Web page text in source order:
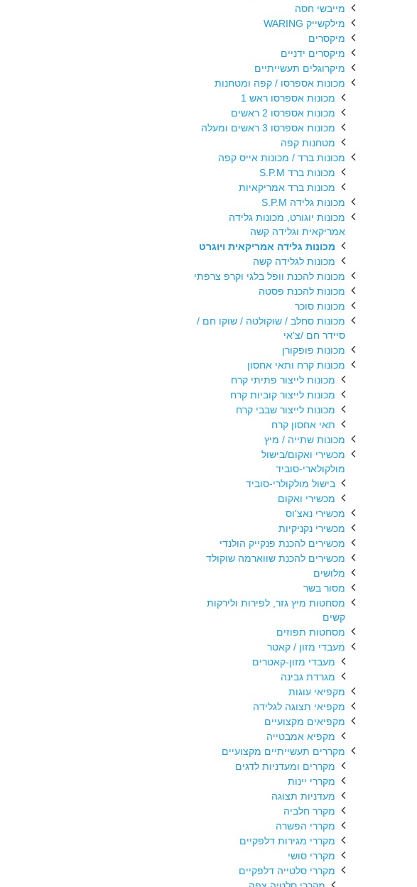
מייבשי חסה
מילקשייק WARING
מיקסרים
מיקסרים ידניים
מיקרוגלים תעשייתיים
מכונות אספרסו / קפה ומטחנות
מכונות אספרסו ראש 1
מכונות אספרסו 2 ראשים
מכונות אספרסו 3 ראשים ומעלה
מטחנות קפה
מכונות ברד / מכונות אייס קפה
מכונות ברד S.P.M
מכונות ברד אמריקאיות
מכונות גלידה S.P.M
מכונות יוגורט, מכונות גלידה
אמריקאית וגלידה קשה
מכונות גלידה אמריקאית ויוגרט
מכונות לגלידה קשה
מכונות להכנת וופל בלגי וקרפ צרפתי
מכונות להכנת פסטה
מכונות סוכר
מכונות סחלב / שוקולטה / שוקו חם /
סיידר חם /צ'אי
מכונות פופקורן
מכונות קרח ותאי אחסון
מכונות לייצור פתיתי קרח
מכונות לייצור קוביות קרח
מכונות לייצור שבבי קרח
תאי אחסון קרח
מכונות שתייה / מיץ
מכשירי ואקום/בישול
מולקולארי-סוביד
בישול מולקולרי-סוביד
מכשירי ואקום
מכשירי נאצ'וס
מכשירי נקניקיות
מכשירים להכנת פנקייק הולנדי
מכשירים להכנת שווארמה שוקולד
מלושים
מסור בשר
מסחטות מיץ גזר, לפירות ולירקות
קשים
מסחטות תפוזים
מעבדי מזון / קאטר
מעבדי מזון-קאטרים
מגרדת גבינה
מקפיאי עוגות
מקפיאי תצוגה לגלידה
מקפיאים מקצועיים
מקפיא אמבטייה
מקררים תעשייתיים מקצועיים
מקררים ומעדניות לדגים
מקררי יינות
מעדניות תצוגה
מקרר חלביה
מקררי הפשרה
מקררי מגירות דלפקיים
מקררי סושי
מקררי סלטייה דלפקיים